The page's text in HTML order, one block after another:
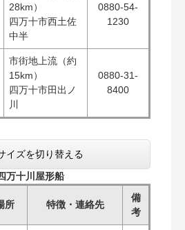
28km）
四万十市西土佐
中半
0880-54-
1230
市街地上流（約
15km）
四万十市田出ノ
川
0880-31-
8400
イズを切り替える
万十川屋形船
所 特徴・連絡先
備
考